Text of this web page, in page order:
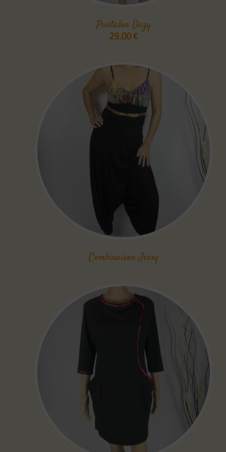
Pantalon Dezy
29,00€
Combinaison Jessy